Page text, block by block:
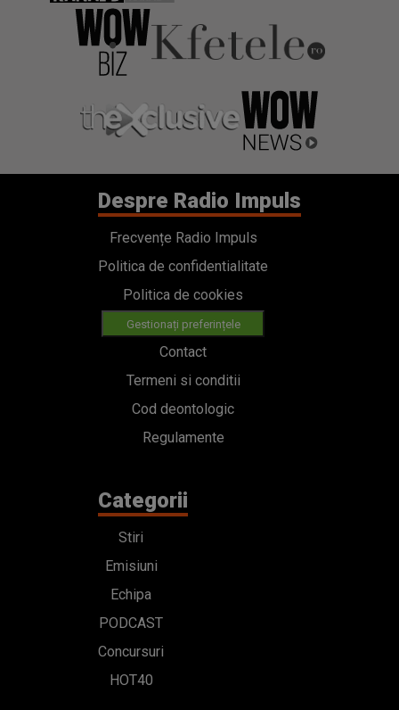
Despre Radio Impuls
Frecvențe Radio Impuls
Politica de confidentialitate
Politica de cookies
Gestionați preferințele
Contact
Termeni si conditii
Cod deontologic
Regulamente
Categorii
Stiri
Emisiuni
Echipa
PODCAST
Concursuri
HOT40